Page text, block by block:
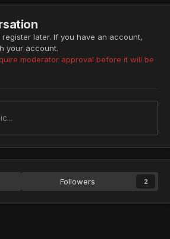
later. If you have an account,
your account.
moderator approval before it will be
Followers 2